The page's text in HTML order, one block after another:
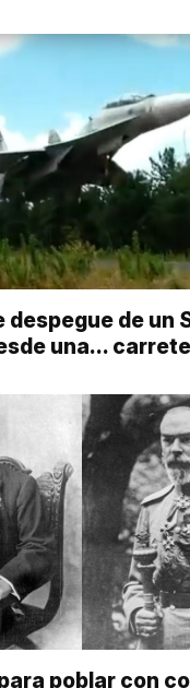
despegue de un
una…
poblar con